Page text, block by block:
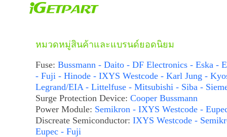
หมวดหมู่สินค้าและแบรนด์ยอดนิยม
Fuse: Bussmann - Daito - DF Electronics - Eska -
- Fuji - Hinode - IXYS Westcode - Karl Jung -
Legrand/EIA - Littelfuse - Mitsubishi - Siba -
Surge Protection Device: Cooper Bussmann
Power Module: Semikron - IXYS Westcode -
Discreate Semiconductor: IXYS Westcode -
Eupec - Fuji